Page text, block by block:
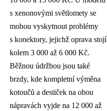
s xenonovými světlomety se
mohou vyskytnout problémy
s konektory, jejichž oprava stojí
kolem 3 000 až 6 000 Kč.
Běžnou údržbou jsou také
brzdy, kde kompletní výměna
kotoučů a destiček na obou
nápravách vyjde na 12 000 až